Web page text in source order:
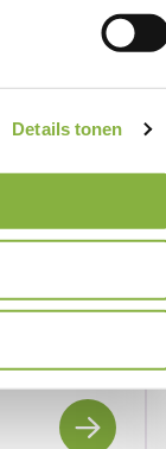
Details tonen
een